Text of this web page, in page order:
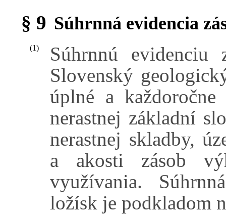
§ 9 Súhrnná evidencia
(1)
Súhrnnú evidenciu
Slovenský
úplné a
nerastnej základní
nerastnej skladby,
a akosti zásob
využívania.
ložísk je podkladom